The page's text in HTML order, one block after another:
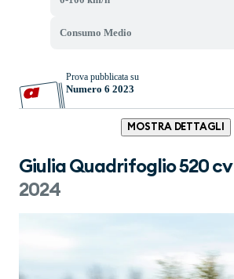
Consumo Medio
Prova pubblicata su
Numero 6 2023
MOSTRA DETTAGLI
Giulia Quadrifoglio 520 cv
2024